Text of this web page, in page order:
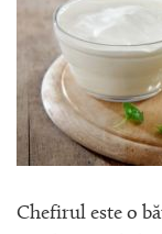
Chefirul este o